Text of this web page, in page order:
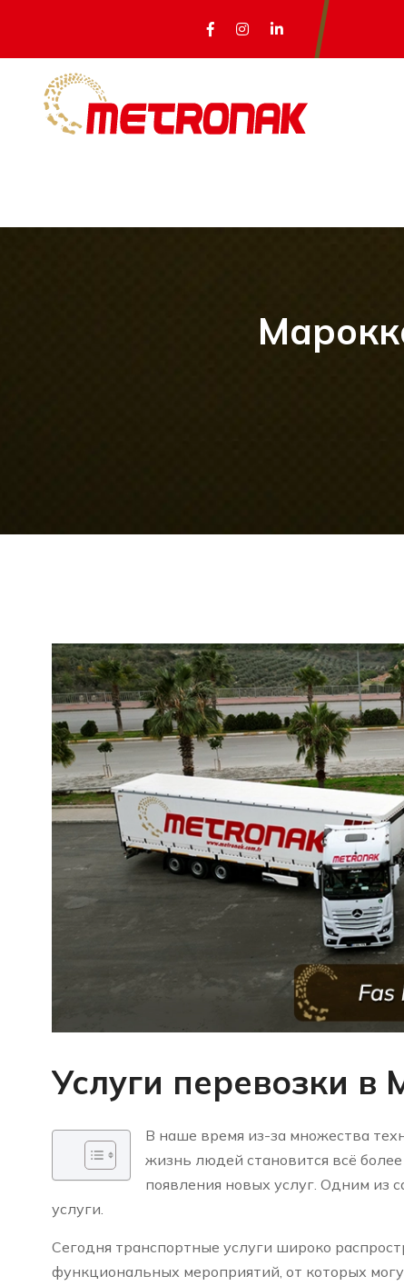
Услуги перевозки в
В наше время из-за множества
жизнь людей становится всё
появления новых услуг. Одним из
услуги.
Сегодня транспортные услуги широко
функциональных мероприятий, от которых